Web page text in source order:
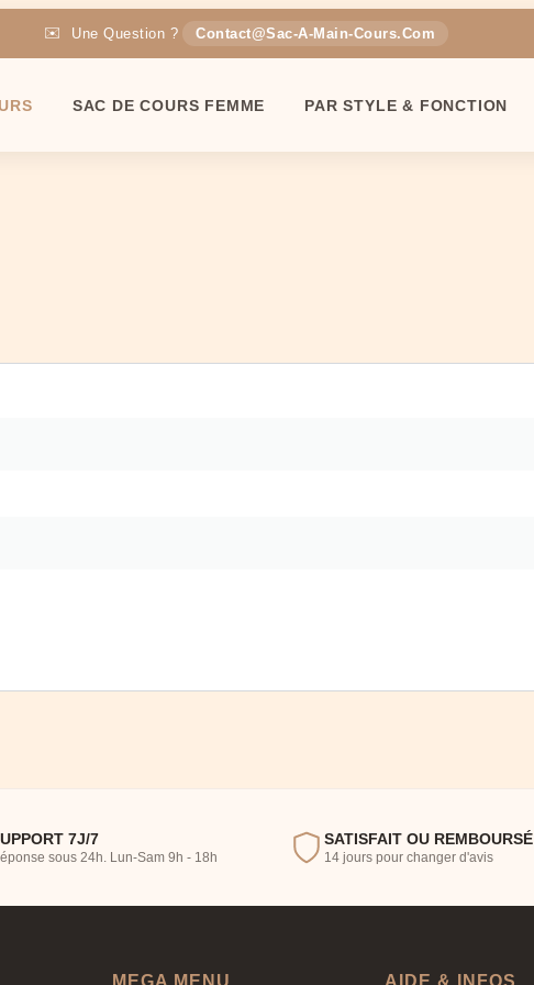
✉️ Une Question ? Contact@sac-A-Main-Cours.com
SAC DE COURS FEMME PAR STYLE & FONCTION
7J/7
sous 24h. Lun‑Sam 9h - 18h
SATISFAIT OU REMBOURSÉ
14 jours pour changer d'avis
MEGA MENU AIDE & INFOS